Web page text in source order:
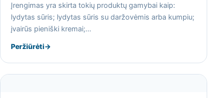
Įrengimas yra skirta tokių produktų gamybai kaip:
lydytas sūris; lydytas sūris su daržovėmis arba kumpiu;
įvairūs pieniški kremai;…
Peržiūrėti→